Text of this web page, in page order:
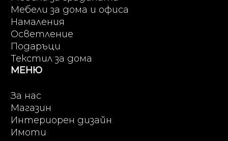
Мебели за дома и офиса
Намаления
Осветление
Подаръци
Текстил за дома
МЕНЮ
За нас
Магазин
Интериорен дизайн
Имоти